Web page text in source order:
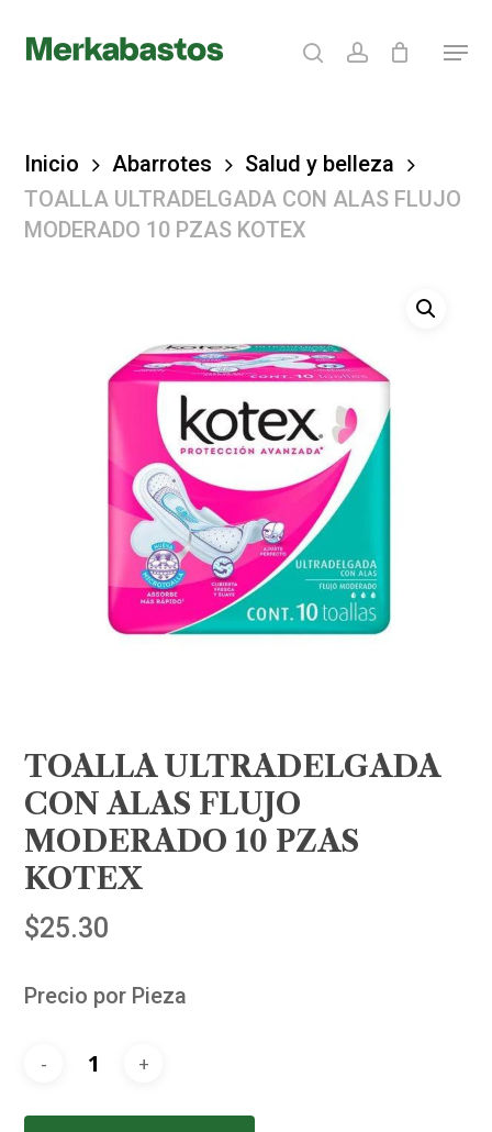
searchaccount Menu
Inicio Abarrotes
Salud y belleza
TOALLA ULTRADELGADA CON ALAS FLUJO
MODERADO 10 PZAS KOTEX
TOALLA ULTRADELGADA
CON ALAS FLUJO
MODERADO 10 PZAS
KOTEX
$25.30
Precio por Pieza
Close